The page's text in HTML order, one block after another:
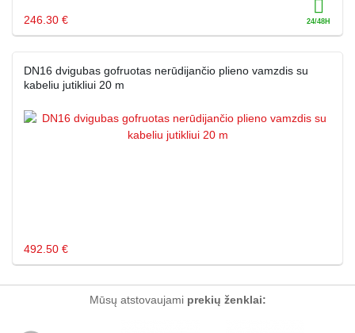
246.30 €
DN16 dvigubas gofruotas nerūdijančio plieno vamzdis su
kabeliu jutikliui 20 m
492.50 €
Mūsų atstovaujami prekių ženklai: